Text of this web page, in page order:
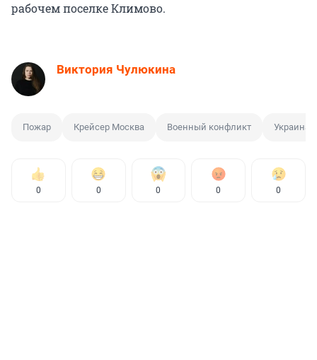
рабочем поселке Климово.
Виктория Чулюкина
Пожар Крейсер Москва Военный конфликт Украина
0 0 0 0 0